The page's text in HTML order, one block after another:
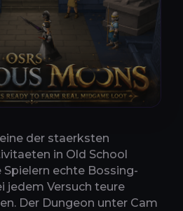
der staerksten
in Old School
Spielern echte Bossing-
jedem Versuch teure
Der Dungeon unter Cam